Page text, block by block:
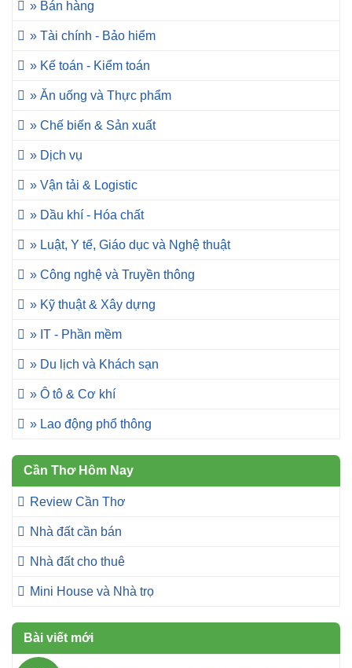
» Bán hàng
» Tài chính - Bảo hiểm
» Kế toán - Kiểm toán
» Ăn uống và Thực phẩm
» Chế biến & Sản xuất
» Dịch vụ
» Vận tải & Logistic
» Dầu khí - Hóa chất
» Luật, Y tế, Giáo dục và Nghệ thuật
» Công nghệ và Truyền thông
» Kỹ thuật & Xây dựng
» IT - Phần mềm
» Du lịch và Khách sạn
» Ô tô & Cơ khí
» Lao động phổ thông
Cần Thơ Hôm Nay
Review Cần Thơ
Nhà đất cần bán
Nhà đất cho thuê
Mini House và Nhà trọ
Bài viết mới